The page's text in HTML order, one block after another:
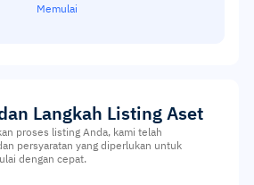
Memulai
Langkah Listing Aset
proses listing Anda, kami telah
persyaratan yang diperlukan untuk
dengan cepat.